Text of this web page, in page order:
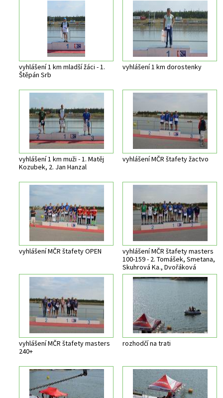
vyhlášení 1 km mladší žáci - 1.
Štěpán Srb
vyhlášení 1 km dorostenky
vyhlášení 1 km muži - 1. Matěj
Kozubek, 2. Jan Hanzal
vyhlášení MČR štafety žactvo
vyhlášení MČR štafety OPEN
vyhlášení MČR štafety masters
100-159 - 2. Tomášek, Smetana,
Skuhrová Ka., Dvořáková
vyhlášení MČR štafety masters
240+
rozhodčí na trati